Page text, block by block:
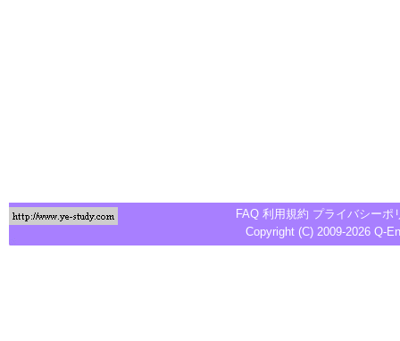
FAQ 利用規約 プライバシーポ
Copyright (C) 2009-2026 Q-